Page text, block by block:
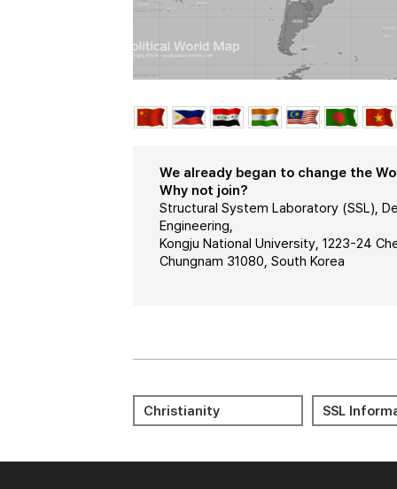
We already began to change the
Why not join?
Structural System Laboratory (SSL),
Engineering,
Kongju National University, 1223-24
Chungnam 31080, South Korea
Christianity
Meditation 명상
Bible 성경
SSL
Journal
Reports